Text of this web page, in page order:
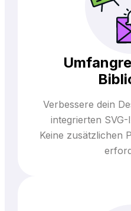
Verbessere dein
integrierten
Keine zusätzlichen